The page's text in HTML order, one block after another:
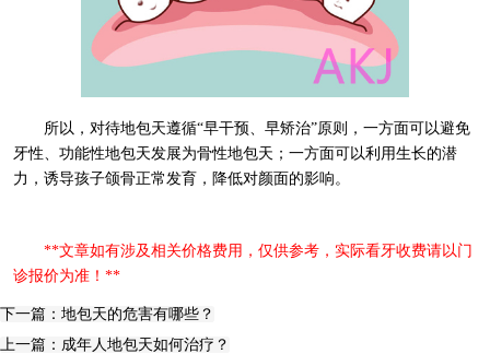
所以，对待地包天遵循“早干预、早矫治”原则，一方面可以避免
牙性、功能性地包天发展为骨性地包天；一方面可以利用生长的潜
力，诱导孩子颌骨正常发育，降低对颜面的影响。
**文章如有涉及相关价格费用，仅供参考，实际看牙收费请以门
诊报价为准！**
下一篇：地包天的危害有哪些？
上一篇：成年人地包天如何治疗？